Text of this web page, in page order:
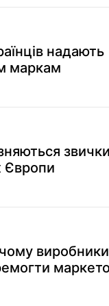
надають
маркам
звички
Європи
виробники